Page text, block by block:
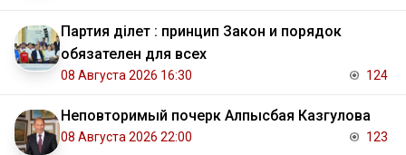
Партия Әділет : принцип Закон и порядок
обязателен для всех
08 Августа 2026 16:30 124
Неповторимый почерк Алпысбая Казгулова
08 Августа 2026 22:00 123